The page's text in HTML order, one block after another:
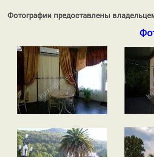
Фотографии предоставлены